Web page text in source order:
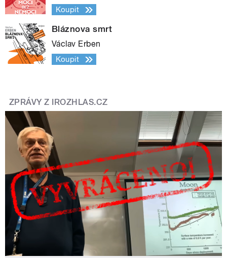
Koupit
Bláznova smrt
Václav Erben
Koupit
ZPRÁVY Z IROZHLAS.CZ